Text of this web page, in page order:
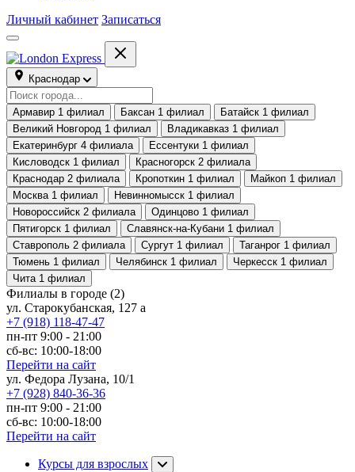
Личный кабинет Записаться
Краснодар
Армавир 1 филиал Баксан 1 филиал Батайск 1 филиал
Великий Новгород 1 филиал Владикавказ 1 филиал
Екатеринбург 4 филиала Ессентуки 1 филиал
Кисловодск 1 филиал Красногорск 2 филиала
Краснодар 2 филиала Кропоткин 1 филиал Майкоп 1 филиал
Москва 1 филиал Невинномысск 1 филиал
Новороссийск 2 филиала Одинцово 1 филиал
Пятигорск 1 филиал Славянск-на-Кубани 1 филиал
Ставрополь 2 филиала Сургут 1 филиал Таганрог 1 филиал
Тюмень 1 филиал Челябинск 1 филиал Черкесск 1 филиал
Чита 1 филиал
Филиалы в городе (2)
ул. Старокубанская, 127 а
+7 (918) 118-47-47
пн-пт 9:00 - 21:00
сб-вс: 10:00-18:00
Перейти на сайт
ул. Федора Лузана, 10/1
+7 (928) 840-36-36
пн-пт 9:00 - 21:00
сб-вс: 10:00-18:00
Перейти на сайт
Курсы для взрослых